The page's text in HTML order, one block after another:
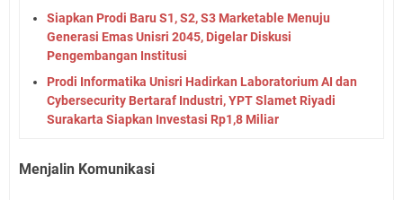
Siapkan Prodi Baru S1, S2, S3 Marketable Menuju
Generasi Emas Unisri 2045, Digelar Diskusi
Pengembangan Institusi
Prodi Informatika Unisri Hadirkan Laboratorium AI dan
Cybersecurity Bertaraf Industri, YPT Slamet Riyadi
Surakarta Siapkan Investasi Rp1,8 Miliar
Menjalin Komunikasi